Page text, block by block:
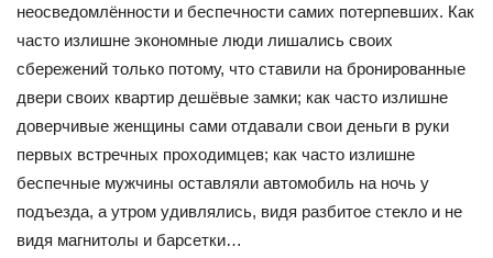
неосведомлённости и беспечности самих потерпевших. Как
часто излишне экономные люди лишались своих
сбережений только потому, что ставили на бронированные
двери своих квартир дешёвые замки; как часто излишне
доверчивые женщины сами отдавали свои деньги в руки
первых встречных проходимцев; как часто излишне
беспечные мужчины оставляли автомобиль на ночь у
подъезда, а утром удивлялись, видя разбитое стекло и не
видя магнитолы и барсетки…